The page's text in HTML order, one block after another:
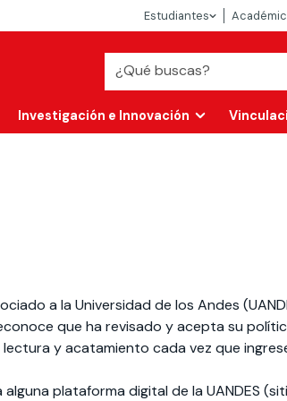
Estudiantes
Investigación e Innovación
a la Universidad de los Andes
que ha revisado y acepta su
y acatamiento cada vez que
plataforma digital de la UANDES